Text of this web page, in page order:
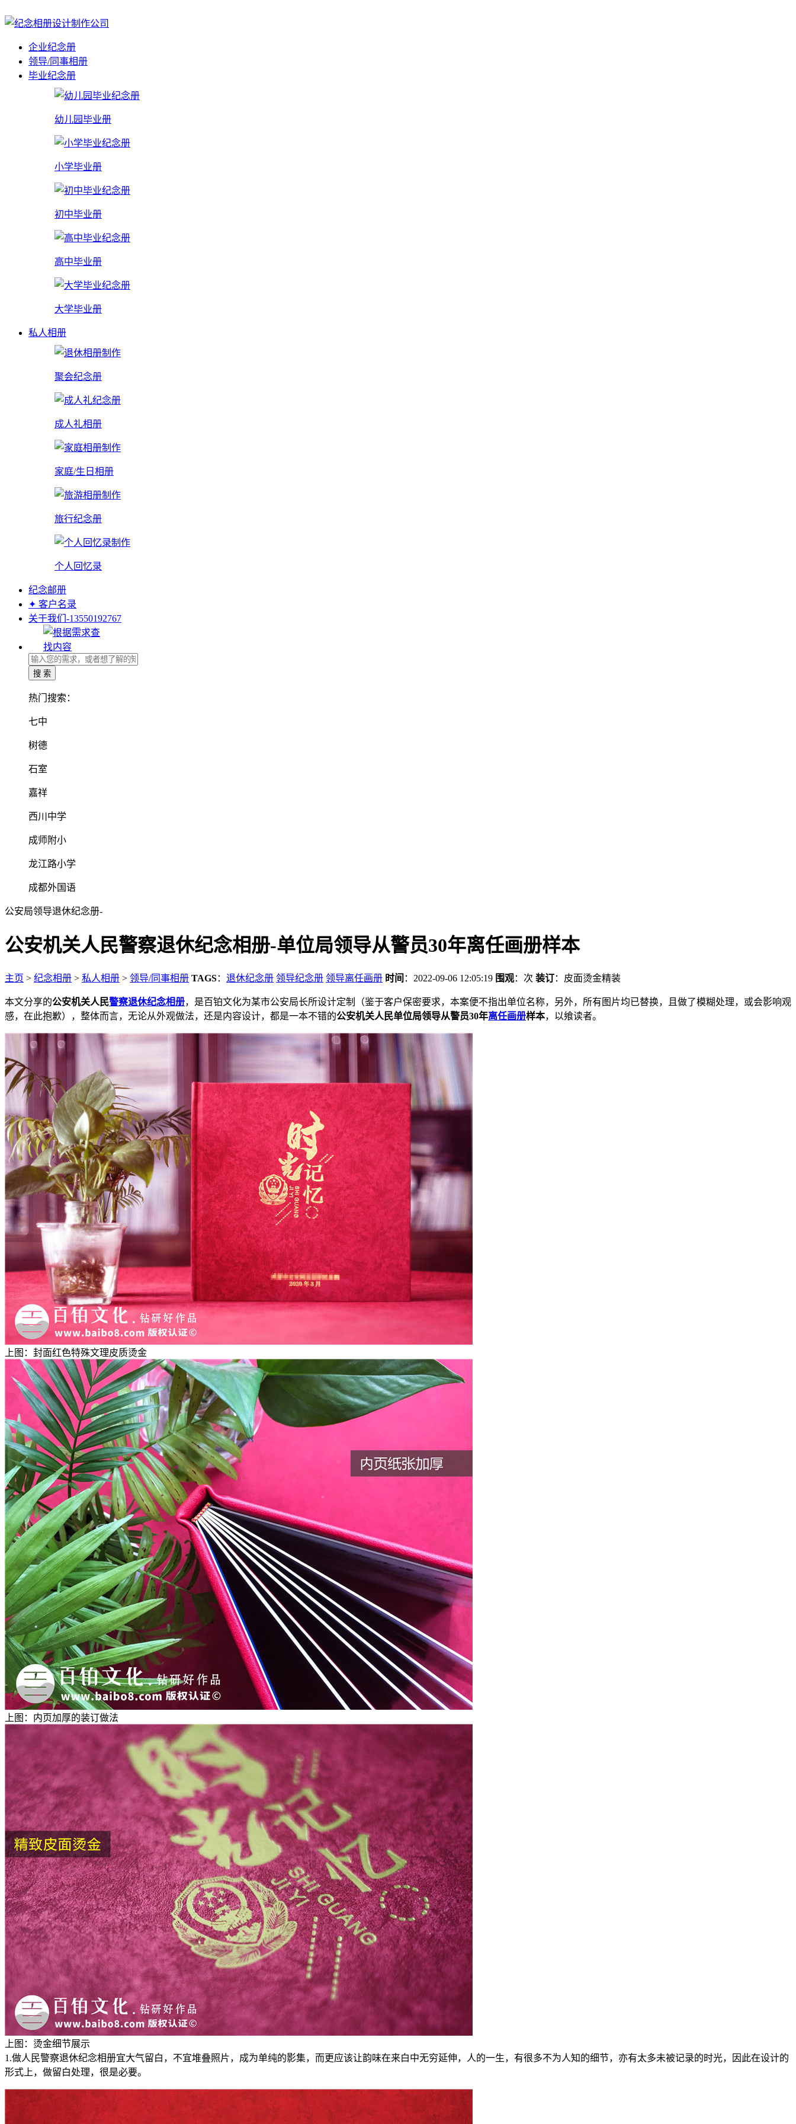
企业纪念册
领导/同事相册
毕业纪念册
幼儿园毕业册
小学毕业册
初中毕业册
高中毕业册
大学毕业册
私人相册
聚会纪念册
成人礼相册
家庭/生日相册
旅行纪念册
个人回忆录
纪念邮册
✦ 客户名录
关于我们-13550192767
热门搜索：
七中
树德
石室
嘉祥
西川中学
成师附小
龙江路小学
成都外国语
公安局领导退休纪念册-
公安机关人民警察退休纪念相册-单位局领导从警员30年离任画册样本
主页 > 纪念相册 > 私人相册 > 领导/同事相册 TAGS： 退休纪念册 领导纪念册 领导离任画册 时间 ：2022-09-06 12:05:19 围观： 次 装订：皮面烫金精装
本文分享的公安机关人民警察退休纪念相册，是百铂文化为某市公安局长所设计定制（鉴于客户保密要求，本案便不指出单位名称，另外，所有图片均已替换，且做了模糊处理，或会影响观
感，在此抱歉），整体而言，无论从外观做法，还是内容设计，都是一本不错的公安机关人民单位局领导从警员30年离任画册样本，以飨读者。
上图：封面红色特殊文理皮质烫金
上图：内页加厚的装订做法
上图：烫金细节展示
1.做人民警察退休纪念相册宜大气留白，不宜堆叠照片，成为单纯的影集，而更应该让韵味在来白中无穷延伸，人的一生，有很多不为人知的细节，亦有太多未被记录的时光，因此在设计的
形式上，做留白处理，很是必要。